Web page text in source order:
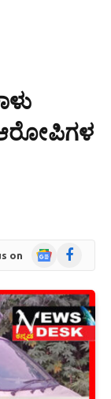
ಆರೋಪಿಗಳ
on
GoogleFacebook